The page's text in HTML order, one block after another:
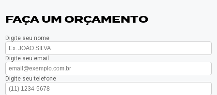
FAÇA UM ORÇAMENTO
Digite seu nome
Digite seu email
Digite seu telefone